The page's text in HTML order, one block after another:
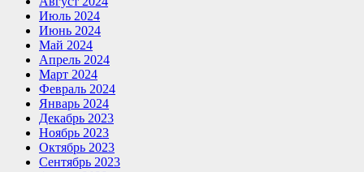
Июль 2024
Июнь 2024
Май 2024
Апрель 2024
Март 2024
Февраль 2024
Январь 2024
Декабрь 2023
Ноябрь 2023
Октябрь 2023
Сентябрь 2023